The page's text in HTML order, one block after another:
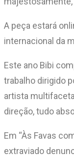
A peça estará
internacional da
Este ano Bibi
trabalho dirigido
artista
direção, tudo
Em “Às Favas
extraviado